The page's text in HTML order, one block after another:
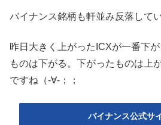
バイナンス銘柄も軒並み反落して
昨日大きく上がったICXが一番下
ものは下がる。下がったものは上
ですね（‐∀‐；；
バイナンス公式サ